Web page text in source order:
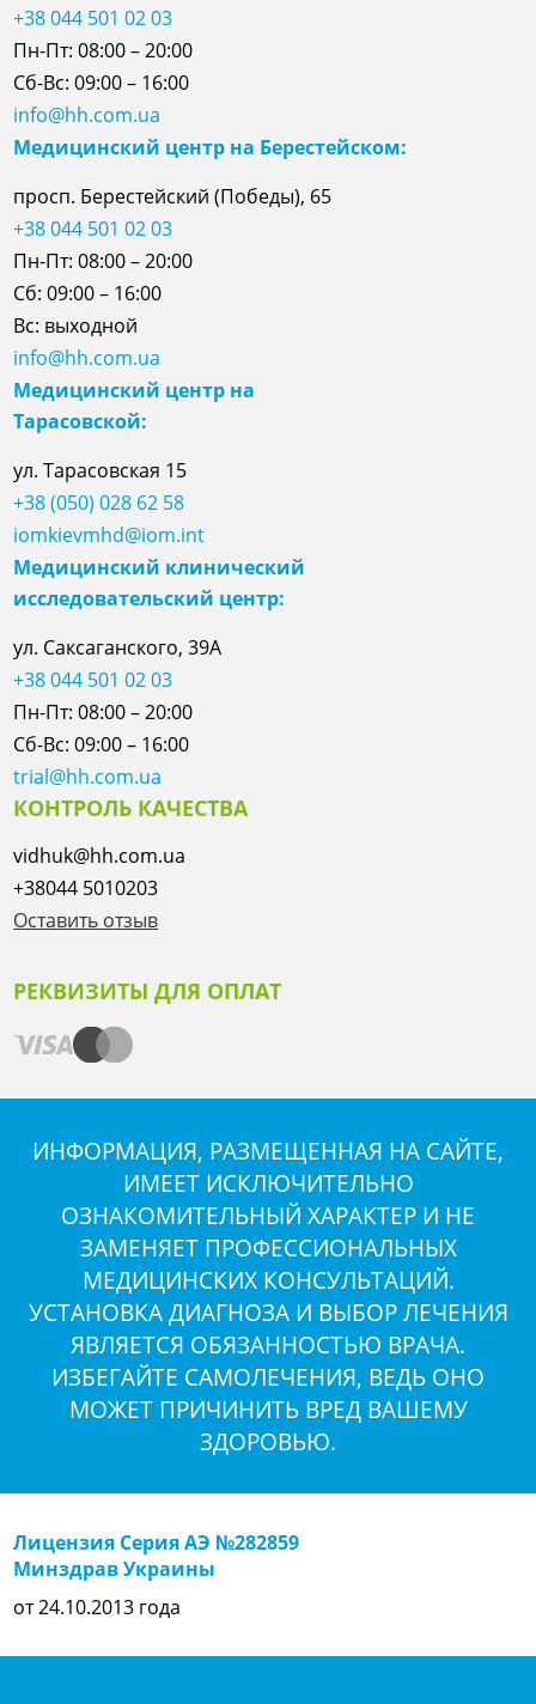
+38 044 501 02 03
Пн-Пт: 08:00 – 20:00
Сб-Вс: 09:00 – 16:00
info@hh.com.ua
Медицинский центр на Берестейском:
просп. Берестейский (Победы), 65
+38 044 501 02 03
Пн-Пт: 08:00 – 20:00
Сб: 09:00 – 16:00
Вс: выходной
info@hh.com.ua
Медицинский центр на
Тарасовской:
ул.Тарасовская 15
+38 (050) 028 62 58
iomkievmhd@iom.int
Медицинский клинический
исследовательский центр:
ул. Саксаганского, 39А
+38 044 501 02 03
Пн-Пт: 08:00 – 20:00
Сб-Вс: 09:00 – 16:00
trial@hh.com.ua
КОНТРОЛЬ КАЧЕСТВА
vidhuk@hh.com.ua
+38044 5010203
Оставить отзыв
РЕКВИЗИТЫ ДЛЯ ОПЛАТ
ИНФОРМАЦИЯ, РАЗМЕЩЕННАЯ НА САЙТЕ,
ИМЕЕТ ИСКЛЮЧИТЕЛЬНО
ОЗНАКОМИТЕЛЬНЫЙ ХАРАКТЕР И НЕ
ЗАМЕНЯЕТ ПРОФЕССИОНАЛЬНЫХ
МЕДИЦИНСКИХ КОНСУЛЬТАЦИЙ.
УСТАНОВКА ДИАГНОЗА И ВЫБОР ЛЕЧЕНИЯ
ЯВЛЯЕТСЯ ОБЯЗАННОСТЬЮ ВРАЧА.
ИЗБЕГАЙТЕ САМОЛЕЧЕНИЯ, ВЕДЬ ОНО
МОЖЕТ ПРИЧИНИТЬ ВРЕД ВАШЕМУ
ЗДОРОВЬЮ.
Лицензия Серия АЭ №282859
Минздрав Украины
от 24.10.2013 года